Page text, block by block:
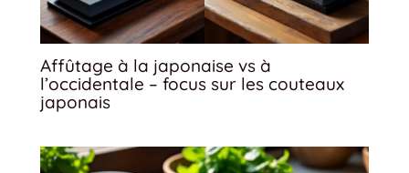
Affûtage à la japonaise vs à
l’occidentale – focus sur les couteaux
japonais